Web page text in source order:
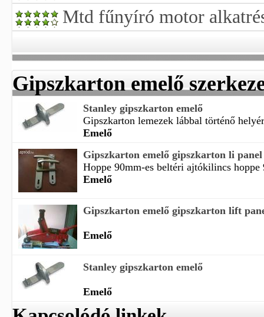
Mtd fűnyíró motor
Gipszkarton emelő
Stanley gipszkarton emelő
Gipszkarton lemezek lábbal történő
Emelő
Gipszkarton emelő gipszkarton li panel
Hoppe 90mm-es beltéri ajtókilincs
Emelő
Gipszkarton emelő gipszkarton lift
Emelő
Stanley gipszkarton emelő
Emelő